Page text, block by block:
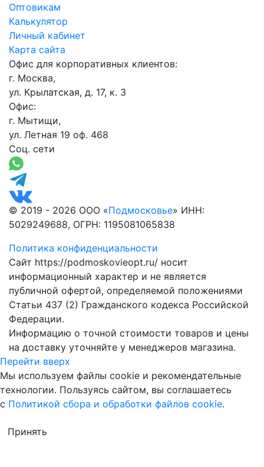
Оптовикам
Калькулятор
Личный кабинет
Карта сайта
Офис для корпоративных клиентов:
г. Москва,
ул. Крылатская, д. 17, к. 3
Офис:
г. Мытищи,
ул. Летная 19 оф. 468
Соц. сети
© 2019 - 2026 ООО «Подмосковье» ИНН:
5029249688, ОГРН: 1195081065838
Политика конфиденциальности
Сайт https://podmoskovieopt.ru/ носит
информационный характер и не является
публичной офертой, определяемой положениями
Статьи 437 (2) Гражданского кодекса Российской
Федерации.
Информацию о точной стоимости товаров и цены
на доставку уточняйте у менеджеров магазина.
Перейти вверх
Мы используем файлы cookie и рекомендательные
технологии. Пользуясь сайтом, вы соглашаетесь
с Политикой сбора и обработки файлов cookie.
Принять